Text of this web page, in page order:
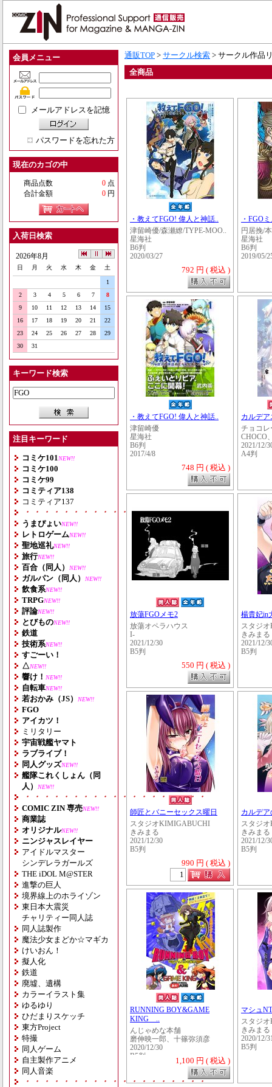
会員メニュー
メールアドレスを記憶
パスワードを忘れた方
現在のカゴの中
商品点数 0 点
合計金額
0 円
入荷日検索
2026年8月
日 月 火 水 木 金 土
1
2
3 4 5 6 7
8
9
10 11 12 13 14
15
16
17 18 19 20 21
22
23
24 25 26 27 28
29
30
31
キーワード検索
注目キーワード
コミケ101 NEW!!
コミケ100
コミケ99
コミティア138
コミティア137
・・・・・・・・・・・・・・・・・・・
うまぴょいNEW!!
レトロゲームNEW!!
聖地巡礼NEW!!
旅行NEW!!
百合（同人） NEW!!
ガルパン（同人） NEW!!
飲食系NEW!!
TRPGNEW!!
評論NEW!!
とびものNEW!!
鉄道
技術系NEW!!
すごーい！
△NEW!!
響け！ NEW!!
自転車NEW!!
若おかみ（JS） NEW!!
FGO
アイカツ！
ミリタリー
宇宙戦艦ヤマト
ラブライブ！
同人グッズNEW!!
艦隊これくしょん（同
人）
NEW!!
・・・・・・・・・・・・・・・・・・・
COMIC ZIN 専売NEW!!
商業誌
オリジナルNEW!!
ニンジャスレイヤー
アイドルマスター
シンデレラガールズ
THE iDOL M@STER
進撃の巨人
境界線上のホライゾン
東日本大震災
チャリティー同人誌
同人誌製作
魔法少女まどか☆マギカ
けいおん！
擬人化
鉄道
廃墟、遺構
カラーイラスト集
ゆるゆり
ひだまりスケッチ
東方Project
特撮
同人ゲーム
自主製作アニメ
同人音楽
・・・・・・・・・・・・・・・・・・・
通販TOP > サークル検索 > サークル作品
全商品
・教えてFGO! 偉人と神話..
津留崎優/森瀬繚/TYPE-MOO..
星海社
B6判
2020/03/27
792 円 ( 税込 )
・FGO
円居挽/
星海社
B6判
2019/05/
・教えてFGO! 偉人と神話..
津留崎優
星海社
B6判
2017/4/8
748 円 ( 税込 )
カルデ
チョコレ
CHOCO
2021/12/
A4判
放蕩FGOメモ2
放蕩オペラハウス
I-
2021/12/30
B5判
550 円 ( 税込 )
楊貴妃in
スタジ
きみまる
2021/12/
B5判
師匠とバニーセックス曜日
スタジオKIMIGABUCHI
きみまる
2021/12/30
B5判
990 円 ( 税込 )
カルデ
スタジ
きみまる
2021/12/
B5判
RUNNING BOY&GAME
KING ..
んじゃめな本舗
磨伸映一郎、十篠弥須彦
2020/12/30
B5判
1,100 円 ( 税込 )
マシュ
スタジ
きみまる
2020/12/
B5判